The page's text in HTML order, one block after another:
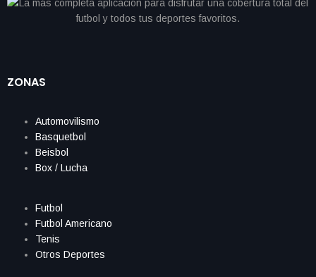
ZONAS
Automovilismo
Basquetbol
Beisbol
Box / Lucha
Futbol
Futbol Americano
Tenis
Otros Deportes